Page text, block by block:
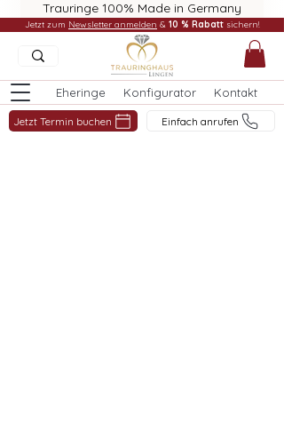
Trauringe 100% Made in Germany
Eheringe Konfigurator Kontakt
Jetzt Termin buchen Einfach anrufen
Jetzt zum Newsletter anmelden & 10 % Rabatt sichern!